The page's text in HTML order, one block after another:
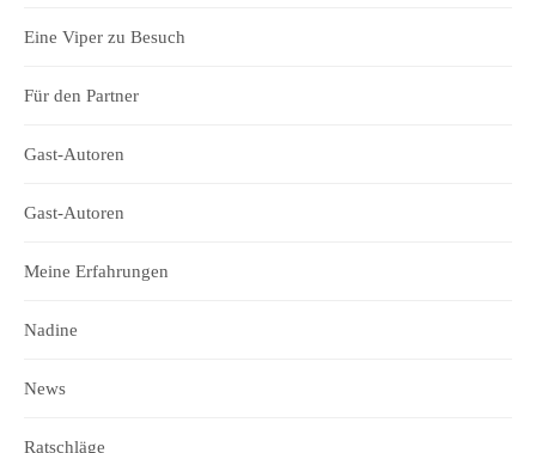
Eine Viper zu Besuch
Für den Partner
Gast-Autoren
Gast-Autoren
Meine Erfahrungen
Nadine
News
Ratschläge